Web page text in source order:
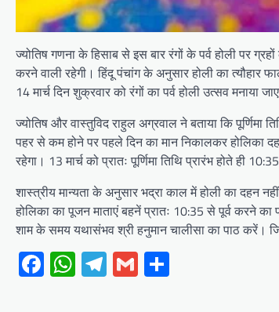
ज्योतिष गणना के हिसाब से इस बार रंगों के पर्व होली पर
करने वाली रहेगी। हिंदू पंचांग के अनुसार होली का त्यौहार
14 मार्च दिन शुक्रवार को रंगों का पर्व होली उत्सव मनाया
ज्योतिष और वास्तुविद राहुल अग्रवाल ने बताया कि पूर्णिमा
पहर से कम होने पर पहले दिन का मान निकालकर होलिका
रहेगा। 13 मार्च को प्रातः पूर्णिमा तिथि प्रारंभ होते ही
शास्त्रीय मान्यता के अनुसार भद्रा काल में होली का दहन
होलिका का पूजन माताएं बहनें प्रातः 10:35 से पूर्व करने
शाम के समय यथासंभव श्री हनुमान चालीसा का पाठ करें।
Facebook
WhatsApp
Telegram
Gmail